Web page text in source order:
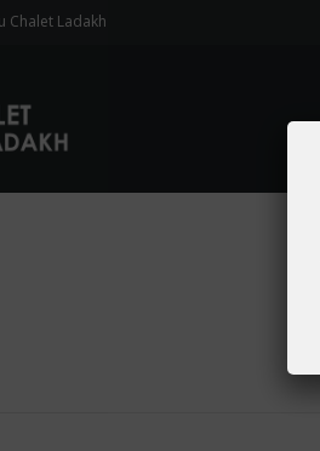
Chalet Ladakh